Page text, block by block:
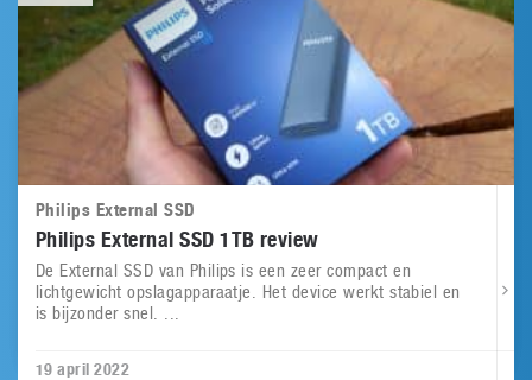
Philips External SSD
Philips External SSD 1TB review
De External SSD van Philips is een zeer compact en
lichtgewicht opslagapparaatje. Het device werkt stabiel en
is bijzonder snel. ...
19 april 2022